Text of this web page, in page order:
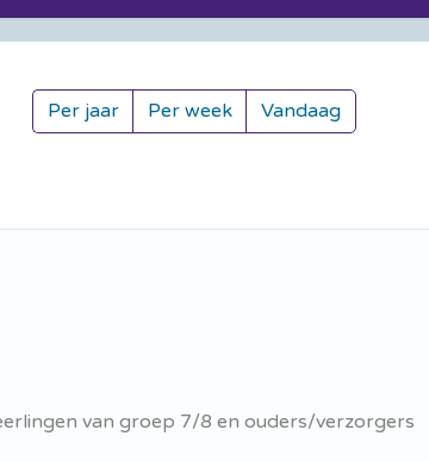
Per jaar Per week Vandaag
van groep 7/8 en ouders/verzorgers